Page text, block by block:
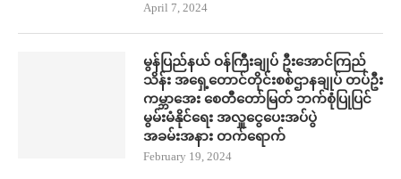
April 7, 2024
မွန်ပြည်နယ် ဝန်ကြီးချုပ် ဦး​အောင်ကြည်
သိန်း အရှေ့တောင်တိုင်းစစ်ဌာနချုပ် တပ်ဦး
ကမ္ဘာ​အေး စေတီ​တော်မြတ် ဘက်စုံပြုပြင်
မွမ်းမံနိုင်​ရေး အလှူ​ငွေ​ပေးအပ်ပွဲ
အခမ်းအနား တက်​ရောက်
February 19, 2024